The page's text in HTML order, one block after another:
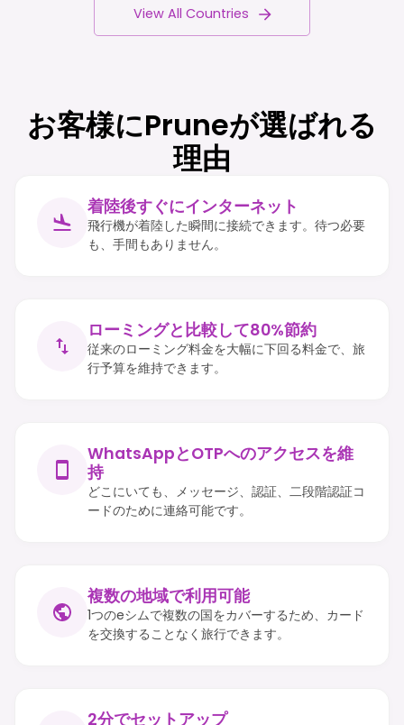
View All Countries
お客様にPruneが選ばれる
理由
着陸後すぐにインターネット
飛行機が着陸した瞬間に接続できます。待つ必要
も、手間もありません。
ローミングと比較して80%節約
従来のローミング料金を大幅に下回る料金で、旅
行予算を維持できます。
WhatsAppとOTPへのアクセスを維
持
どこにいても、メッセージ、認証、二段階認証コ
ードのために連絡可能です。
複数の地域で利用可能
1つのeシムで複数の国をカバーするため、カード
を交換することなく旅行できます。
2分でセットアップ